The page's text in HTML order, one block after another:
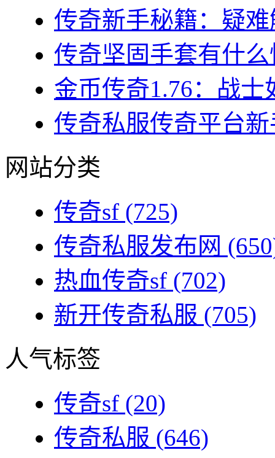
传奇新手秘籍：疑
传奇坚固手套有什么
金币传奇1.76：战
传奇私服传奇平台
网站分类
传奇sf (725)
传奇私服发布网
热血传奇sf (702)
新开传奇私服 (705)
人气标签
传奇sf (20)
传奇私服 (646)